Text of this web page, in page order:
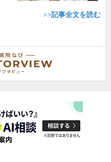
>>記事全文を読む